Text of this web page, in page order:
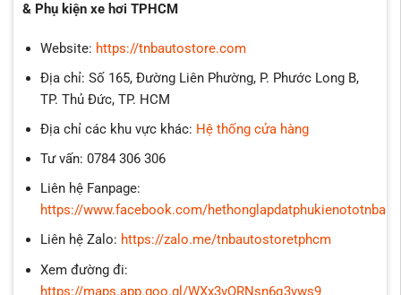
& Phụ kiện xe hơi TPHCM
Website: https://tnbautostore.com
Địa chỉ: Số 165, Đường Liên Phường, P. Phước Long B,
TP. Thủ Đức, TP. HCM
Địa chỉ các khu vực khác: Hệ thống cửa hàng
Tư vấn: 0784 306 306
Liên hệ Fanpage:
https://www.facebook.com/
Liên hệ Zalo: https://zalo.me/tnbautostoretphcm
Xem đường đi:
https://maps.app.goo.gl/WXx3vQRNsn6q3vws9